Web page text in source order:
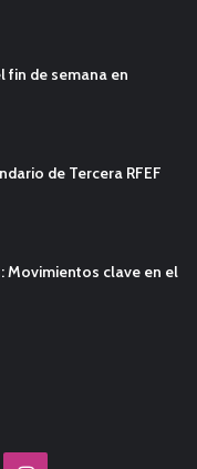
fin de semana en
de Tercera RFEF
Movimientos clave en el